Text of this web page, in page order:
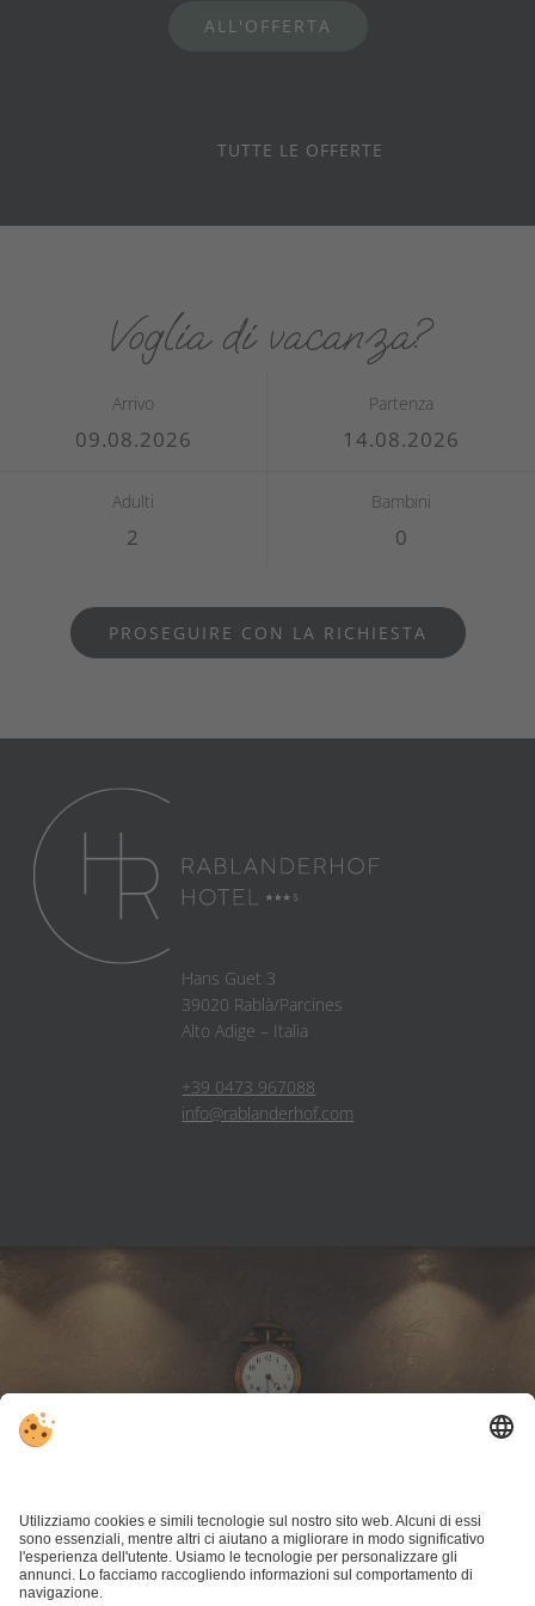
ALL'OFFERTA
ALL'OFFERTA
ALL'OFFERTA
TUTTE LE OFFERTE
Voglia di vacanza?
Arrivo Partenza
Adulti Bambini
PROSEGUIRE CON LA RICHIESTA
Hans Guet 3
39020 Rablà/Parcines
Alto Adige – Italia
+39 0473 967088
info@rablanderhof.com